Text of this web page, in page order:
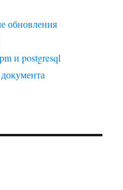
обновления
и postgresql